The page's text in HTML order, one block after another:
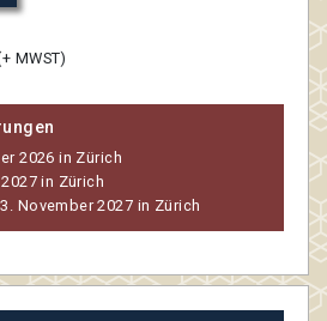
MWST)
2026 in Zürich
in Zürich
November 2027 in Zürich